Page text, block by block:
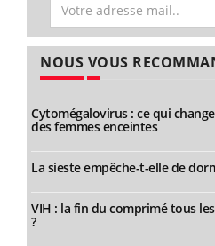
NOUS VOUS
Cytomégalovirus : ce qui
des femmes enceintes
La sieste empêche-t-elle de
VIH : la fin du comprimé tous
?